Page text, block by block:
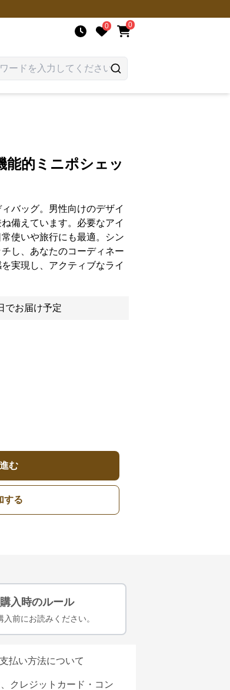
0 0
的ミニポシェッ
バッグ。男性向けのデザイ
備えています。必要なアイ
使いや旅行にも最適。シン
し、あなたのコーディネー
実現し、アクティブなライ
でお届け予定
む
する
購入時のルール
入前にお読みください。
払い方法について
クレジットカード・コン